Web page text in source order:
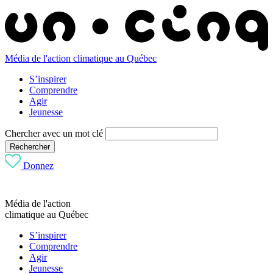
Média de l'action climatique au Québec
S’inspirer
Comprendre
Agir
Jeunesse
Chercher avec un mot clé
Rechercher
Donnez
Média de l'action
climatique au Québec
S’inspirer
Comprendre
Agir
Jeunesse